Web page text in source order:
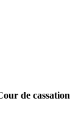
de cassation